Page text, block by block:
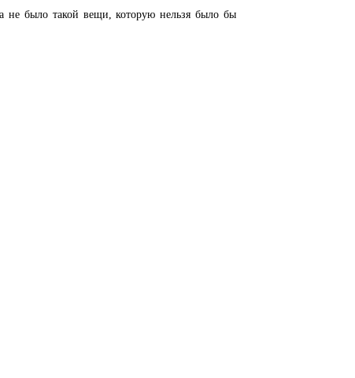
не было такой вещи, которую нельзя было бы